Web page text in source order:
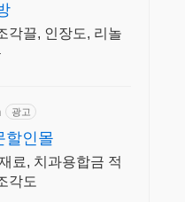
각끌, 인장도, 리놀
광고
할인몰
료, 치과용합금 적
각도